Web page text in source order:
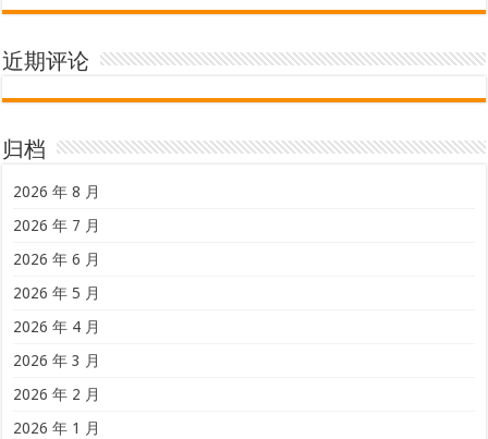
近期评论
归档
2026 年 8 月
2026 年 7 月
2026 年 6 月
2026 年 5 月
2026 年 4 月
2026 年 3 月
2026 年 2 月
2026 年 1 月